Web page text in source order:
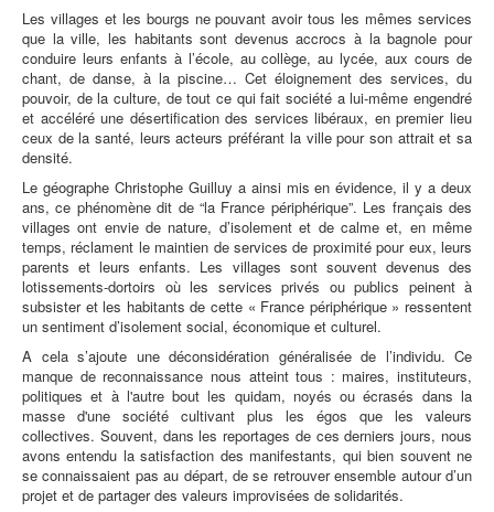
Les villages et les bourgs ne pouvant avoir tous les mêmes services
que la ville, les habitants sont devenus accrocs à la bagnole pour
conduire leurs enfants à l’école, au collège, au lycée, aux cours de
chant, de danse, à la piscine… Cet éloignement des services, du
pouvoir, de la culture, de tout ce qui fait société a lui-même engendré
et accéléré une désertification des services libéraux, en premier lieu
ceux de la santé, leurs acteurs préférant la ville pour son attrait et sa
densité.
Le géographe Christophe Guilluy a ainsi mis en évidence, il y a deux
ans, ce phénomène dit de “la France périphérique”. Les français des
villages ont envie de nature, d’isolement et de calme et, en même
temps, réclament le maintien de services de proximité pour eux, leurs
parents et leurs enfants. Les villages sont souvent devenus des
lotissements-dortoirs où les services privés ou publics peinent à
subsister et les habitants de cette « France périphérique » ressentent
un sentiment d’isolement social, économique et culturel.
A cela s’ajoute une déconsidération généralisée de l’individu. Ce
manque de reconnaissance nous atteint tous : maires, instituteurs,
politiques et à l'autre bout les quidam, noyés ou écrasés dans la
masse d'une société cultivant plus les égos que les valeurs
collectives. Souvent, dans les reportages de ces derniers jours, nous
avons entendu la satisfaction des manifestants, qui bien souvent ne
se connaissaient pas au départ, de se retrouver ensemble autour d’un
projet et de partager des valeurs improvisées de solidarités.